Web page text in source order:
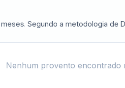
Segundo a metodologia
Nenhum provento encontrado